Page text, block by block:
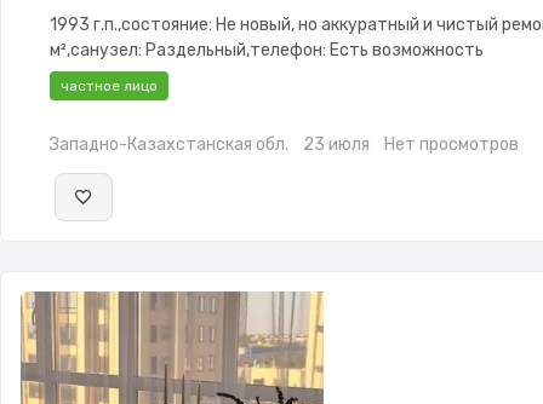
1993 г.п.,состояние: Не новый, но аккуратный и чистый
м²,санузел: Раздельный,телефон: Есть возможность
подключения,интернет: Проводной,Частично
меблирована,паркинг: Рядом охраняемая
сантехника,Кладовка,Счётчики,Тихий двор
частное лицо
Западно-Казахстанская обл. 23 июля Нет просмотров